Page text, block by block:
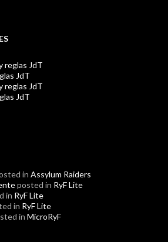
reglas JdT
JdT
reglas JdT
JdT
in Assylum Raiders
posted in RyF Lite
in RyF Lite
in RyF Lite
in MicroRyF